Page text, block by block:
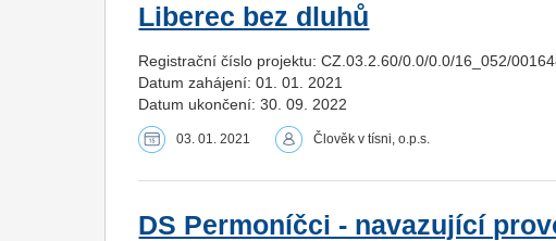
Liberec bez dluhů
Registrační číslo projektu: CZ.03.2.60/0.0/0.0/16_052/
Datum zahájení: 01. 01. 2021
Datum ukončení: 30. 09. 2022
03. 01. 2021 Člověk v tísni, o.p.s.
DS Permoníčci - navazující